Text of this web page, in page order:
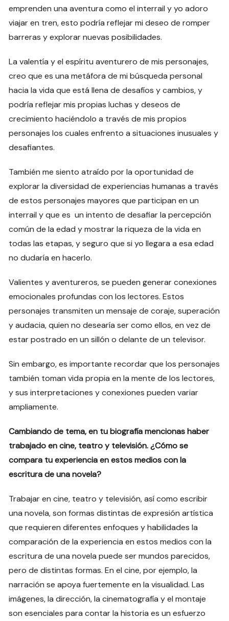
emprenden una aventura como el interrail y yo adoro
viajar en tren, esto podría reflejar mi deseo de romper
barreras y explorar nuevas posibilidades.
La valentía y el espíritu aventurero de mis personajes,
creo que es una metáfora de mi búsqueda personal
hacia la vida que está llena de desafíos y cambios, y
podría reflejar mis propias luchas y deseos de
crecimiento haciéndolo a través de mis propios
personajes los cuales enfrento a situaciones inusuales y
desafiantes.
También me siento atraído por la oportunidad de
explorar la diversidad de experiencias humanas a través
de estos personajes mayores que participan en un
interrail y que es un intento de desafiar la percepción
común de la edad y mostrar la riqueza de la vida en
todas las etapas, y seguro que si yo llegara a esa edad
no dudaría en hacerlo.
Valientes y aventureros, se pueden generar conexiones
emocionales profundas con los lectores. Estos
personajes transmiten un mensaje de coraje, superación
y audacia, quien no desearía ser como ellos, en vez de
estar postrado en un sillón o delante de un televisor.
Sin embargo, es importante recordar que los personajes
también toman vida propia en la mente de los lectores,
y sus interpretaciones y conexiones pueden variar
ampliamente.
Cambiando de tema, en tu biografía mencionas haber
trabajado en cine, teatro y televisión. ¿Cómo se
compara tu experiencia en estos medios con la
escritura de una novela?
Trabajar en cine, teatro y televisión, así como escribir
una novela, son formas distintas de expresión artística
que requieren diferentes enfoques y habilidades la
comparación de la experiencia en estos medios con la
escritura de una novela puede ser mundos parecidos,
pero de distintas formas. En el cine, por ejemplo, la
narración se apoya fuertemente en la visualidad. Las
imágenes, la dirección, la cinematografía y el montaje
son esenciales para contar la historia es un esfuerzo